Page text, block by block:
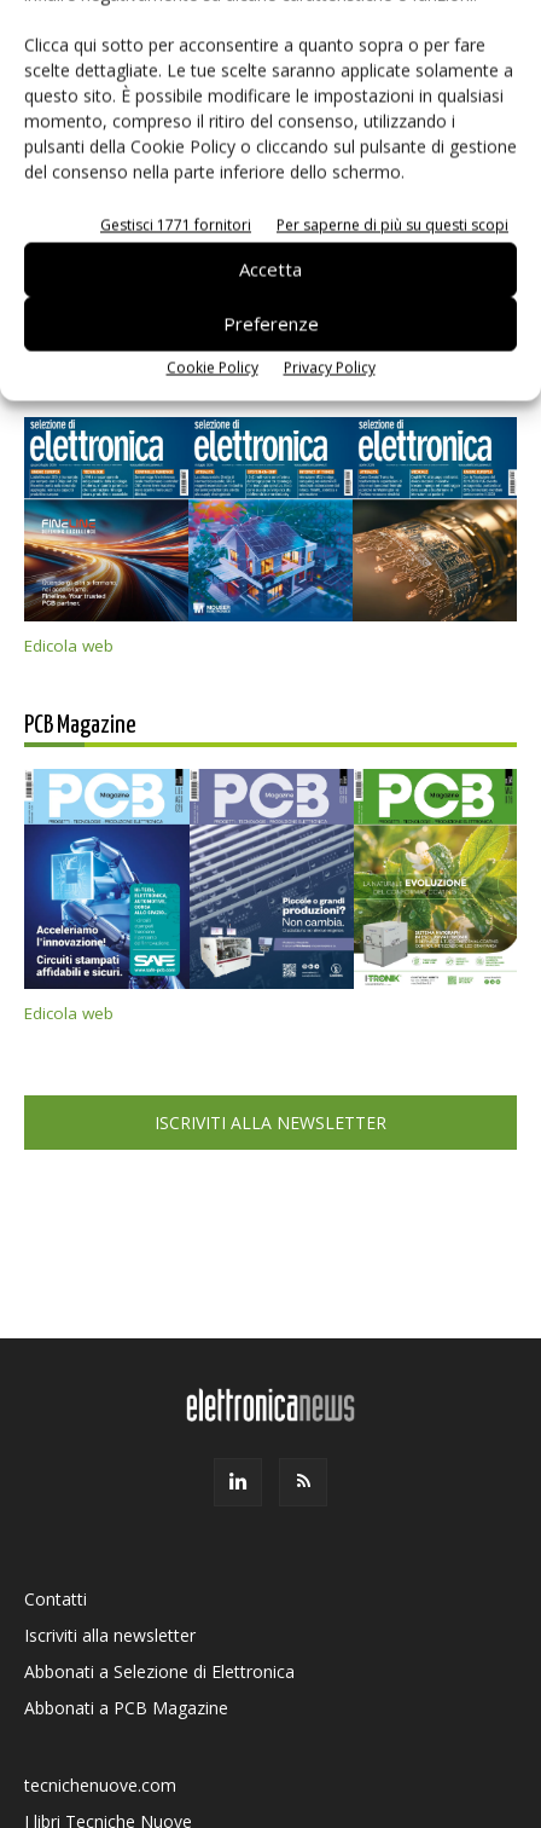
Clicca qui sotto per acconsentire a quanto sopra o per fare
scelte dettagliate. Le tue scelte saranno applicate solamente a
questo sito. È possibile modificare le impostazioni in qualsiasi
momento, compreso il ritiro del consenso, utilizzando i
pulsanti della Cookie Policy o cliccando sul pulsante di gestione
del consenso nella parte inferiore dello schermo.
Gestisci 1771 fornitori Per saperne di più su questi scopi
Accetta
Preferenze
Cookie Policy Privacy Policy
Salva il mio nome, email e sito web in questo browser per i
prossimi commenti.
Selezione di elettronica
Edicola web
PCB Magazine
Edicola web
ISCRIVITI ALLA NEWSLETTER
Contatti
Iscriviti alla newsletter
Abbonati a Selezione di Elettronica
Abbonati a PCB Magazine
tecnichenuove.com
I libri Tecniche Nuove